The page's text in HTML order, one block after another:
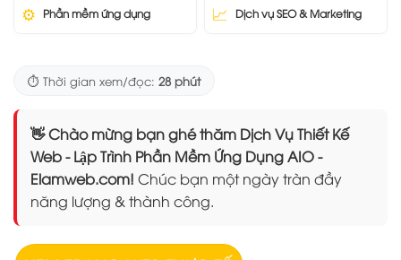
⚙️ Phần mềm ứng dụng 📈 Dịch vụ SEO & Marketing
⏱️ Thời gian xem/đọc: 28 phút
👋 Chào mừng bạn ghé thăm Dịch Vụ Thiết Kế
Web - Lập Trình Phần Mềm Ứng Dụng AIO -
Elamweb.com! Chúc bạn một ngày tràn đầy
năng lượng & thành công.